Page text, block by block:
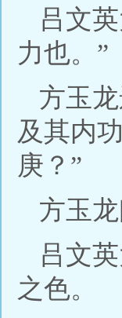
吕文
力也。”
方玉
及其内
庚？”
方玉
吕文
之色。